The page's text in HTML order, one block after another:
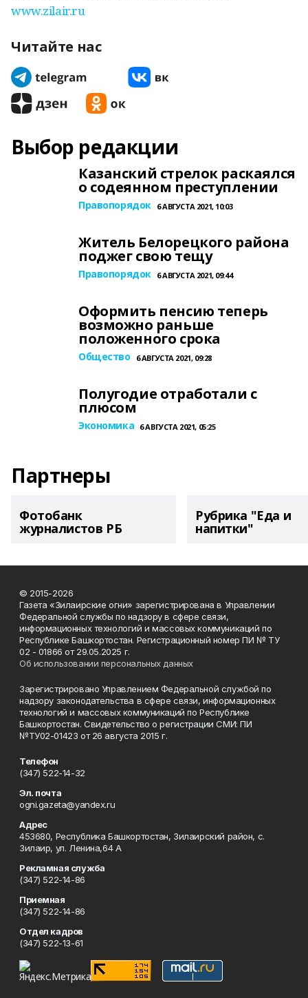
www.zilair.ru
Читайте нас
Выбор редакции
Казанский стрелок раскаялся
о содеянном преступлении
Правопорядок 6 АВГУСТА 2021, 10:03
Житель Белорецкого района
поджег свою тещу
Правопорядок 6 АВГУСТА 2021, 09:44
Оформить пенсию теперь
возможно раньше
положенного срока
Общество 6 АВГУСТА 2021, 09:28
Полугодие отработали с
плюсом
Экономика 6 АВГУСТА 2021, 05:25
Партнеры
Фотобанк
журналистов РБ
Рубрика "Еда и
напитки"
© 2015-2026
Газета «Зилаирские огни» зарегистрирована в Управлении
Федеральной службы по надзору в сфере связи,
информационных технологий и массовых коммуникаций по
Республике Башкортостан. Регистрационный номер ПИ № ТУ
02 - 01866 от 29.05.2025 г.
Об использовании персональных данных
Зарегистрировано Управлением Федеральной службой по
надзору законодательства в сфере связи, информационных
технологий и массовых коммуникаций по Республике
Башкортостан. Свидетельство о регистрации СМИ: ПИ
№ТУ02-01423 от 26 августа 2015 г.
Телефон
(347) 522-14-32
Эл. почта
ogni.gazeta@yandex.ru
Адрес
453680, Республика Башкортостан, Зилаирский район, с.
Зилаир, ул. Ленина,64 А
Рекламная служба
(347) 522-14-86
Приемная
(347) 522-14-86
Отдел кадров
(347) 522-13-61